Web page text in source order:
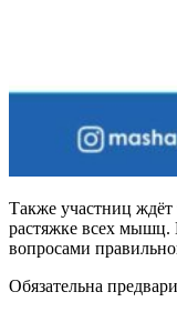
Также участниц
растяжке всех мышц.
вопросами
Обязательна